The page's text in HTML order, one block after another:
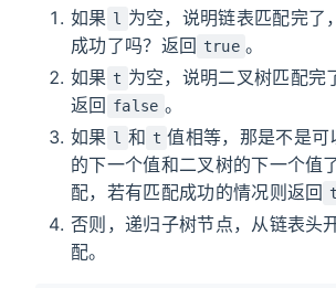
如果 l
为空，说明链表匹配完了
成功了吗？返回 true 。
如果 t 为空，说明二叉树匹配完
返回 false 。
如果 l 和 t 值相等，那是不是可
的下一个值和二叉树的下一个值
配，若有匹配成功的情况则返回
否则，递归子树节点，从链表头
配。